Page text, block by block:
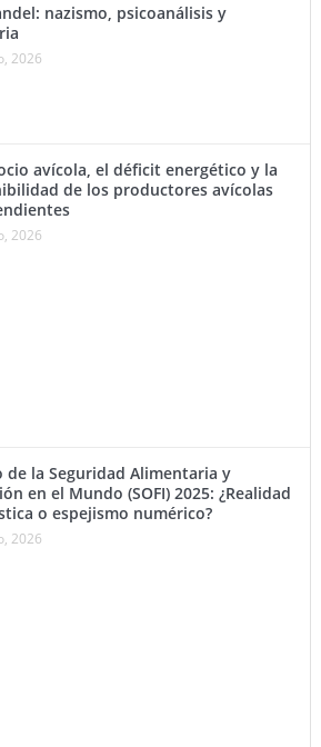
nazismo, psicoanálisis y
2026
avícola, el déficit energético y la
de los productores avícolas
2026
de la Seguridad Alimentaria y
en el Mundo (SOFI) 2025: ¿Realidad
o espejismo numérico?
2026